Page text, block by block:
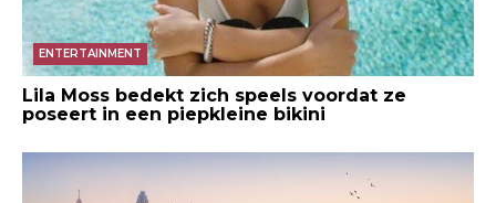
ENTERTAINMENT
Lila Moss bedekt zich speels voordat ze
poseert in een piepkleine bikini